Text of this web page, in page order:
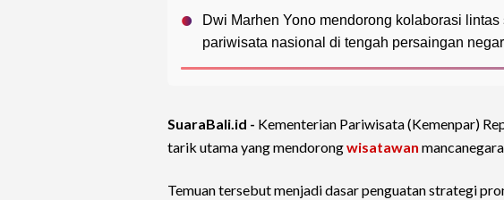
Dwi Marhen Yono mendorong kolaborasi
pariwisata nasional di tengah persaingan
SuaraBali.id - Kementerian Pariwisata (Kemenpar)
tarik utama yang mendorongwisatawan
Temuan tersebut menjadi dasar penguatan strategi